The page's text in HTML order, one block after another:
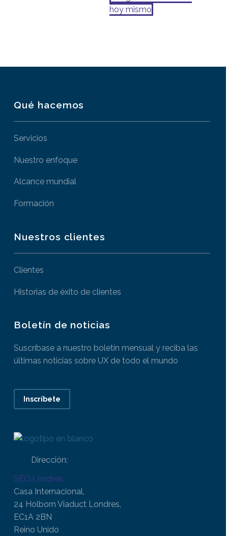
hoy mismo
Qué hacemos
Servicios
Nuestro enfoque
Alcance mundial
Formación
Nuestros clientes
Clientes
Historias de éxito de clientes
Boletín de noticias
Suscríbase a nuestro boletín mensual y reciba las
últimas noticias sobre UX de todo el mundo
Inscríbete
Dirección:
SEO.Londres
Casa Internacional,
24 Holborn Viaduct Londres,
EC1A 2BN
Reino Unido